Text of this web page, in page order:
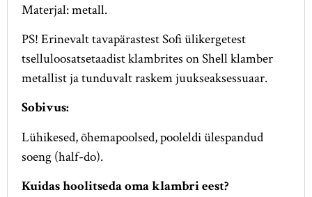
Materjal: metall.
PS! Erinevalt tavapärastest Sofi ülikergetest
tselluloosatsetaadist klambrites on Shell klamber
metallist ja tunduvalt raskem juukseaksessuaar.
Sobivus:
Lühikesed, õhemapoolsed, pooleldi ülespandud
soeng (half-do).
Kuidas hoolitseda oma klambri eest?